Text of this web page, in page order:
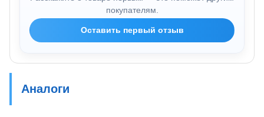
покупателям.
Оставить первый отзыв
Аналоги